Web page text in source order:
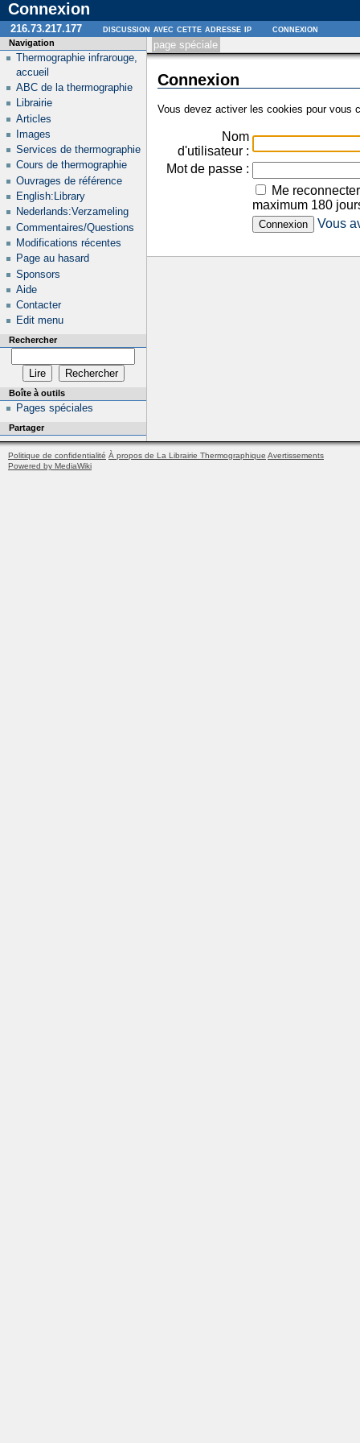
Connexion
page spéciale
Connexion
Vous devez activer les cookies pour vous
Nom
d'utilisateur :
Mot de passe :
Me
maximum 180
Vous
Navigation
Thermographie infrarouge,
accueil
ABC de la thermographie
Librairie
Articles
Images
Services de thermographie
Cours de thermographie
Ouvrages de référence
English:Library
Nederlands:Verzameling
Commentaires/Questions
Modifications récentes
Page au hasard
Sponsors
Aide
Contacter
Edit menu
Rechercher
Boîte à outils
Pages spéciales
Partager
216.73.217.177 discussion avec cette adresse ip connexion
Politique de confidentialité À propos de La Librairie Thermographique Avertissements
Powered by MediaWiki